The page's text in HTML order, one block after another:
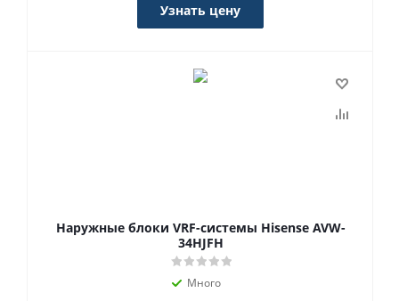
Узнать цену
Наружные блоки VRF-системы Hisense AVW-
34HJFH
Много